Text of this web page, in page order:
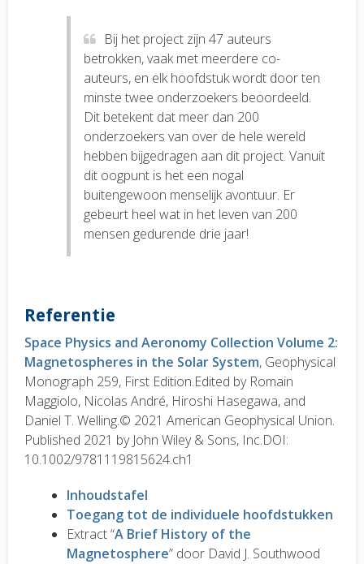
Bij het project zijn 47 auteurs
betrokken, vaak met meerdere co-
auteurs, en elk hoofdstuk wordt door ten
minste twee onderzoekers beoordeeld.
Dit betekent dat meer dan 200
onderzoekers van over de hele wereld
hebben bijgedragen aan dit project. Vanuit
dit oogpunt is het een nogal
buitengewoon menselijk avontuur. Er
gebeurt heel wat in het leven van 200
mensen gedurende drie jaar!
Referentie
Space Physics and Aeronomy Collection Volume 2:
Magnetospheres in the Solar System, Geophysical
Monograph 259, First Edition.Edited by Romain
Maggiolo, Nicolas André, Hiroshi Hasegawa, and
Daniel T. Welling.© 2021 American Geophysical Union.
Published 2021 by John Wiley & Sons, Inc.DOI:
10.1002/9781119815624.ch1
Inhoudstafel
Toegang tot de individuele hoofdstukken
Extract “A Brief History of the
Magnetosphere” door David J. Southwood